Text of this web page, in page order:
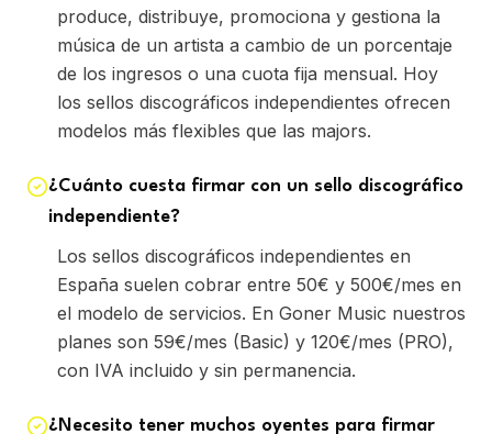
produce, distribuye, promociona y gestiona la
música de un artista a cambio de un porcentaje
de los ingresos o una cuota fija mensual. Hoy
los sellos discográficos independientes ofrecen
modelos más flexibles que las majors.
¿Cuánto cuesta firmar con un sello discográfico
independiente?
Los sellos discográficos independientes en
España suelen cobrar entre 50€ y 500€/mes en
el modelo de servicios. En Goner Music nuestros
planes son 59€/mes (Basic) y 120€/mes (PRO),
con IVA incluido y sin permanencia.
¿Necesito tener muchos oyentes para firmar